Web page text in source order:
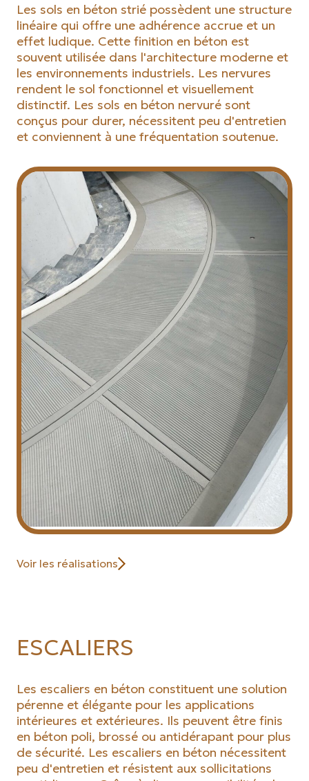
Les sols en béton strié possèdent une structure
linéaire qui offre une adhérence accrue et un
effet ludique. Cette finition en béton est
souvent utilisée dans l'architecture moderne et
les environnements industriels. Les nervures
rendent le sol fonctionnel et visuellement
distinctif. Les sols en béton nervuré sont
conçus pour durer, nécessitent peu d'entretien
et conviennent à une fréquentation soutenue.
Voir les réalisations
ESCALIERS
Les escaliers en béton constituent une solution
pérenne et élégante pour les applications
intérieures et extérieures. Ils peuvent être finis
en béton poli, brossé ou antidérapant pour plus
de sécurité. Les escaliers en béton nécessitent
peu d'entretien et résistent aux sollicitations